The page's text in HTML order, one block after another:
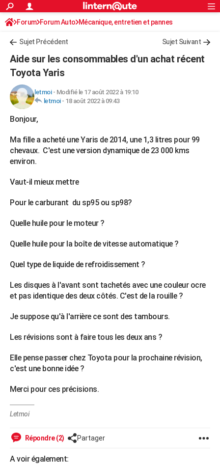
ACTUALITÉS
Politique
Société
Faits Divers
Education
Monde
Villes
+
Programme TV
TNTStreaming
Cinéma
Sorties cinéma
Musique
+FINANCE
Retraite
Impôts
Epargne
Immobilier
Risques naturels par ville
Banque
Assurance
Crédit
AUTO
Essais
Réserver un essai
Citadines
Berlines
SUV
Forum auto
HIGH-TECH
Forum
Aménagement intérieur
Extérieur
Cuisine
Salle de bains
Jardinage
Rangement
WEEK-END
Voyage nature
Voyage de noces
CARTE DE VOEUX
S'inscrire
Se connecter
Lycées
Collèges
Primaires
Universités
Entreprises
Service militaire
Avis de recherche
AVIS DE DÉCÈS
FORUM
Rechercher
S'inscrire
Connexion
Forum Forum Auto Mécanique, entretien et pannes
Sujet Précédent Sujet Suivant
Aide sur les consommables d'un achat récent
Toyota Yaris
letmoi- Modifié le 17 août 2022 à 19:10
letmoi- 18 août 2022 à 09:43
Bonjour,
Ma fille a acheté une Yaris de 2014, une 1,3 litres pour 99
chevaux. C'est une version dynamique de 23 000 kms
environ.
Vaut-il mieux mettre
Pour le carburant du sp95 ou sp98?
Quelle huile pour le moteur ?
Quelle huile pour la boîte de vitesse automatique ?
Quel type de liquide de refroidissement ?
Les disques à l'avant sont tachetés avec une couleur ocre
et pas identique des deux côtés. C'est de la rouille ?
Je suppose qu'à l'arrière ce sont des tambours.
Les révisions sont à faire tous les deux ans ?
Elle pense passer chez Toyota pour la prochaine révision,
c'est une bonne idée ?
Merci pour ces précisions.
Letmoi
Répondre (2) Partager
A voir également: